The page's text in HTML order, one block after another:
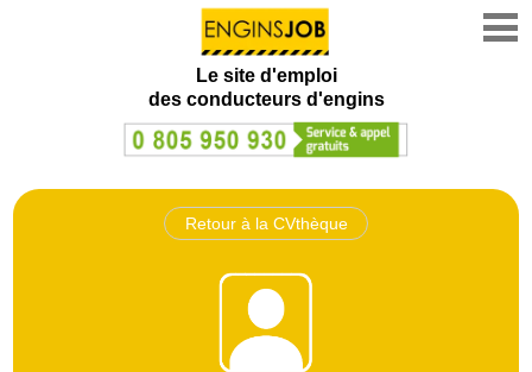
Le site d'emploi
des conducteurs d'engins
Retour à la CVthèque